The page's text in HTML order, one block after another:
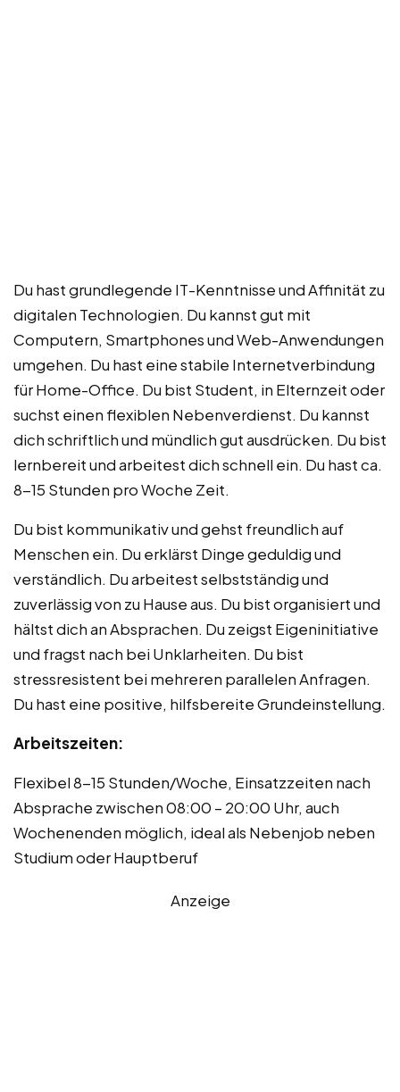
Du hast grundlegende IT-Kenntnisse und Affinität zu
digitalen Technologien. Du kannst gut mit
Computern, Smartphones und Web-Anwendungen
umgehen. Du hast eine stabile Internetverbindung
für Home-Office. Du bist Student, in Elternzeit oder
suchst einen flexiblen Nebenverdienst. Du kannst
dich schriftlich und mündlich gut ausdrücken. Du bist
lernbereit und arbeitest dich schnell ein. Du hast ca.
8-15 Stunden pro Woche Zeit.
Du bist kommunikativ und gehst freundlich auf
Menschen ein. Du erklärst Dinge geduldig und
verständlich. Du arbeitest selbstständig und
zuverlässig von zu Hause aus. Du bist organisiert und
hältst dich an Absprachen. Du zeigst Eigeninitiative
und fragst nach bei Unklarheiten. Du bist
stressresistent bei mehreren parallelen Anfragen.
Du hast eine positive, hilfsbereite Grundeinstellung.
Arbeitszeiten:
Flexibel 8-15 Stunden/Woche, Einsatzzeiten nach
Absprache zwischen 08:00 – 20:00 Uhr, auch
Wochenenden möglich, ideal als Nebenjob neben
Studium oder Hauptberuf
Anzeige